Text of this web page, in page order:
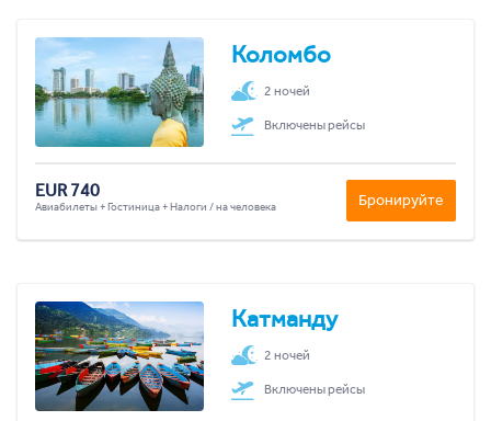
Коломбо
2 ночей
Включены рейсы
EUR 740
Авиабилеты + Гостиница + Налоги / на человека Бронируйте
Катманду
2 ночей
Включены рейсы